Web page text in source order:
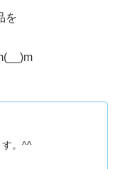
を
す。^^